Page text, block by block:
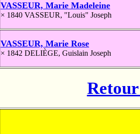
VASSEUR, Marie Madeleine
× 1840 VASSEUR, "Louis" Joseph
VASSEUR, Marie Rose
× 1842 DELIÈGE, Guislain Joseph